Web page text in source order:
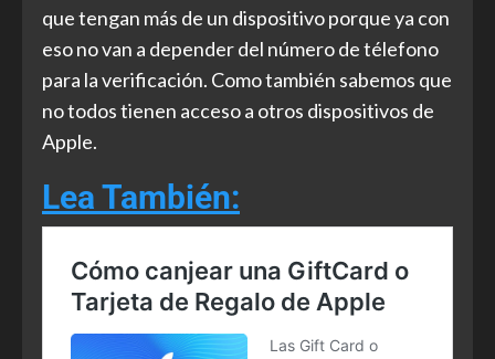
que tengan más de un dispositivo porque ya con
eso no van a depender del número de télefono
para la verificación. Como también sabemos que
no todos tienen acceso a otros dispositivos de
Apple.
Lea También: